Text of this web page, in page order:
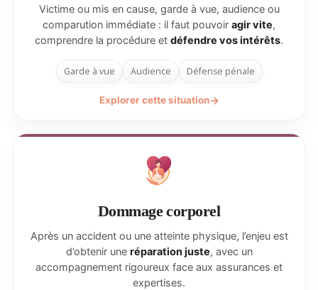
Victime ou mis en cause, garde à vue, audience ou
comparution immédiate : il faut pouvoir agir vite,
comprendre la procédure et défendre vos intérêts.
Garde à vue Audience Défense pénale
Explorer cette situation
Dommage corporel
Après un accident ou une atteinte physique, l’enjeu est
d’obtenir une réparation juste, avec un
accompagnement rigoureux face aux assurances et
expertises.